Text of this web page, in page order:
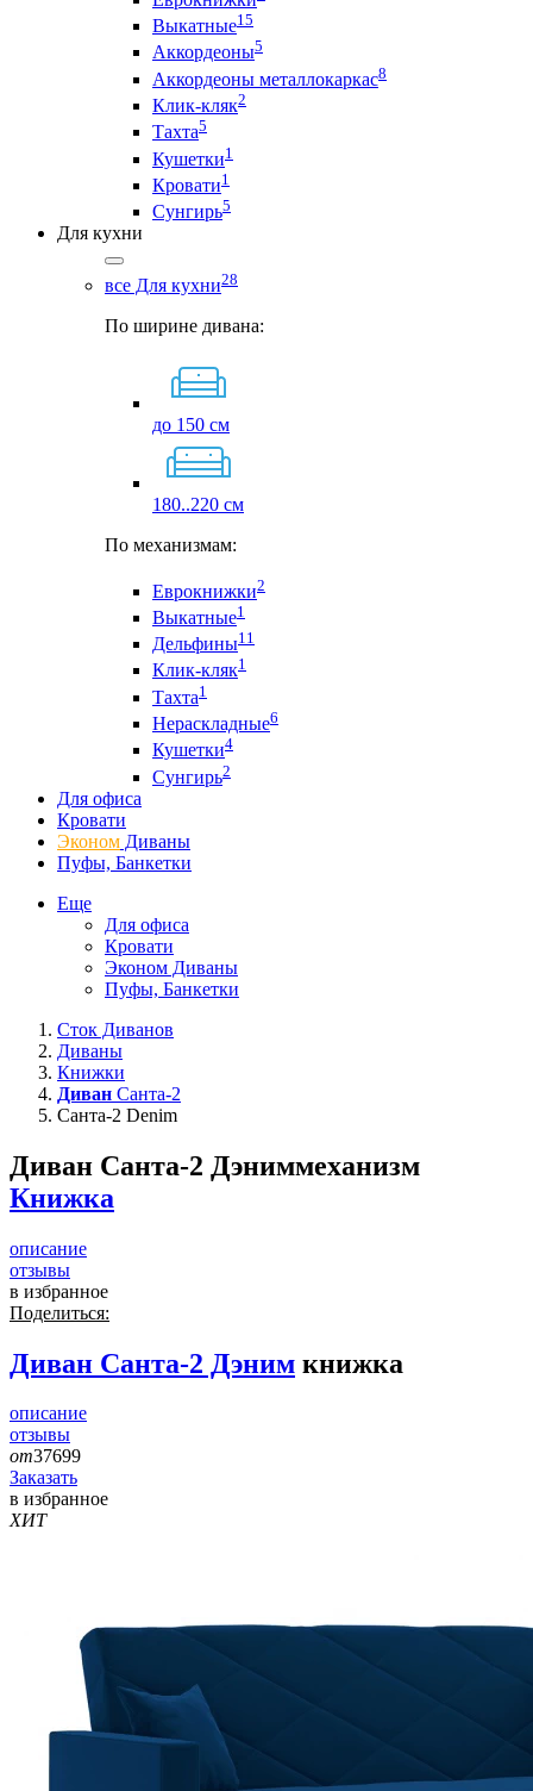
Выкатные15
Аккордеоны5
Аккордеоны металлокаркас8
Клик-кляк2
Тахта5
Кушетки1
Кровати1
Сунгирь5
Для кухни
все Для кухни28
По ширине дивана:
до 150 см
180..220 см
По механизмам:
Еврокнижки2
Выкатные1
Дельфины11
Клик-кляк1
Тахта1
Нераскладные6
Кушетки4
Сунгирь2
Для офиса
Кровати
Эконом Диваны
Пуфы, Банкетки
Еще
Для офиса
Кровати
Эконом Диваны
Пуфы, Банкетки
Сток Диванов
Диваны
Книжки
Диван Санта-2
Санта-2 Denim
Диван Санта-2 Дэниммеханизм
Книжка
описание
отзывы
в избранное
Поделиться:
Диван Санта-2 Дэним книжка
описание
отзывы
от37699
Заказать
в избранное
ХИТ